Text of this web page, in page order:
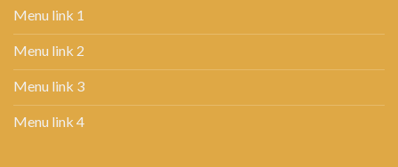
Menu link 1
Menu link 2
Menu link 3
Menu link 4